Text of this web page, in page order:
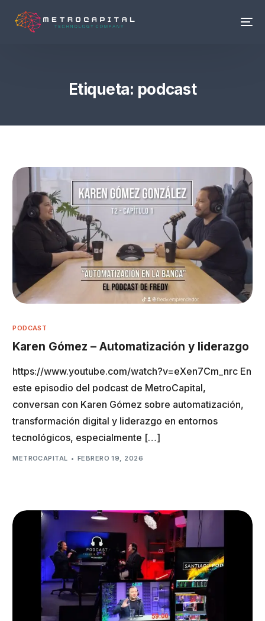
Etiqueta: podcast
PODCAST
Karen Gómez – Automatización y liderazgo
https://www.youtube.com/watch?v=eXen7Cm_nrc En
este episodio del podcast de MetroCapital,
conversan con Karen Gómez sobre automatización,
transformación digital y liderazgo en entornos
tecnológicos, especialmente […]
METROCAPITAL FEBRERO 19, 2026